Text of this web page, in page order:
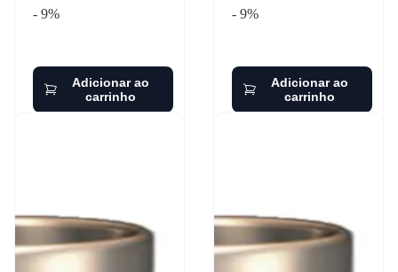
- 9%
Adicionar ao
carrinho
- 9%
Adicionar ao
carrinho